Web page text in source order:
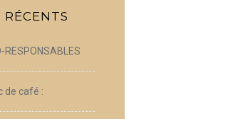
RÉCENTS
RESPONSABLES
de café :